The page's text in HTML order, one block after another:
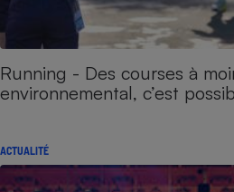
Running - Des courses à
environnemental, c’est
ACTUALITÉ